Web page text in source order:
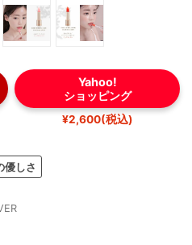
Yahoo!
ショッピング
¥2,600(税込)
優しさ